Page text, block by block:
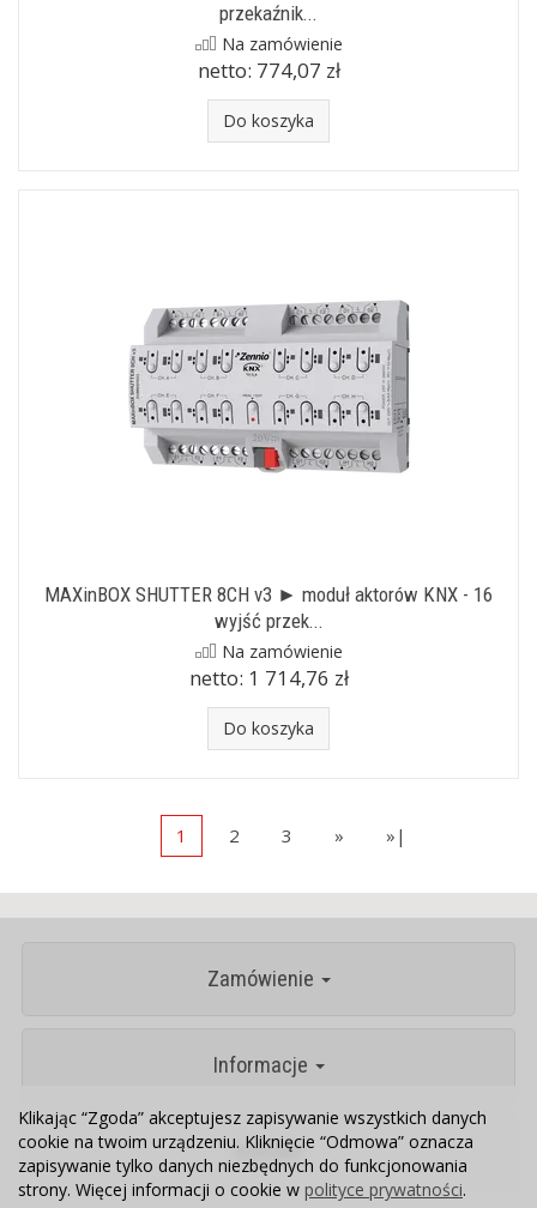
przekaźnik...
Na zamówienie
netto: 774,07 zł
Do koszyka
MAXinBOX SHUTTER 8CH v3 ► moduł aktorów KNX - 16
wyjść przek...
Na zamówienie
netto: 1 714,76 zł
Do koszyka
1 2 3 » »|
Zamówienie
Informacje
Kontakt
Klikając “Zgoda” akceptujesz zapisywanie wszystkich danych
cookie na twoim urządzeniu. Kliknięcie “Odmowa” oznacza
zapisywanie tylko danych niezbędnych do funkcjonowania
strony. Więcej informacji o cookie w polityce prywatności.